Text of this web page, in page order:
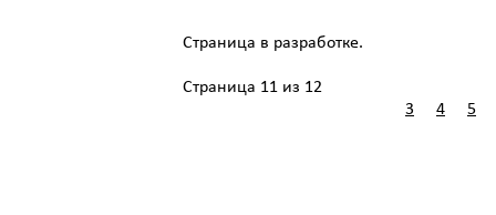
Страница в разработке.
Страница 11 из 12
3
4 5